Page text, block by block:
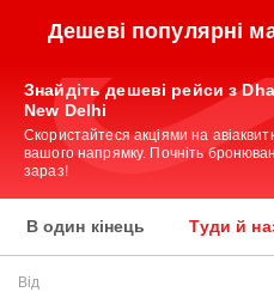
Дешеві популярні
Знайдіть дешеві рейси з
New Delhi
Скористайтеся акціями на
вашого напрямку. Почніть
зараз!
В один кінець Туди й
Від